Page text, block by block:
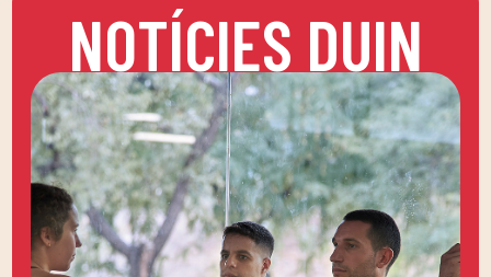
NOTÍCIES DUIN